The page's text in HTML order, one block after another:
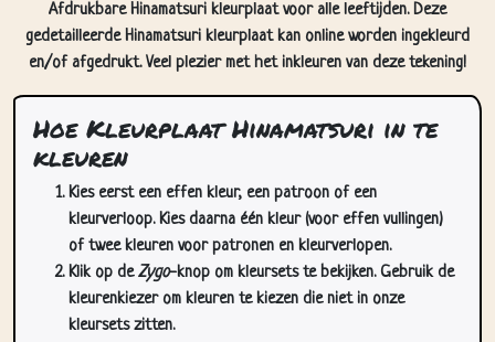
Afdrukbare Hinamatsuri kleurplaat voor alle leeftijden. Deze
gedetailleerde Hinamatsuri kleurplaat kan online worden ingekleurd
en/of afgedrukt. Veel plezier met het inkleuren van deze tekening!
Hoe Kleurplaat Hinamatsuri in te
kleuren
Kies eerst een effen kleur, een patroon of een
kleurverloop. Kies daarna één kleur (voor effen vullingen)
of twee kleuren voor patronen en kleurverlopen.
Klik op deZygo-knop om kleursets te bekijken. Gebruik de
kleurenkiezer om kleuren te kiezen die niet in onze
kleursets zitten.